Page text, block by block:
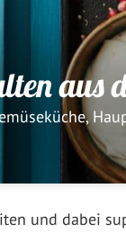
aus
,
und dabei